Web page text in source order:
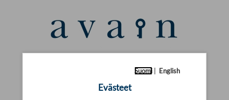
Suomi| English
Evästeet